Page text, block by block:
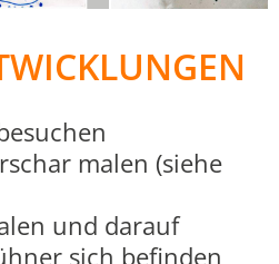
malen (siehe
und darauf
sich befinden